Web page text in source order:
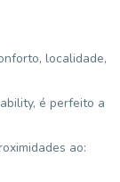
localidade,
é perfeito a
ao: